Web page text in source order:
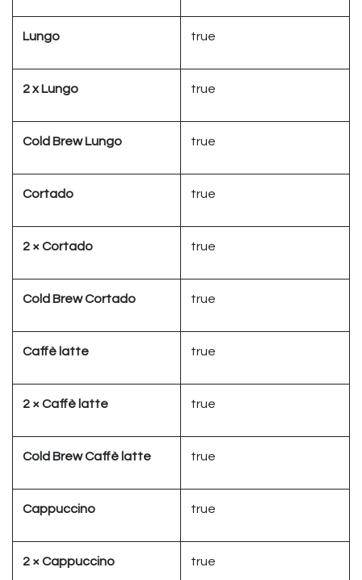
Lungo true
2 x Lungo true
Cold Brew Lungo true
Cortado true
2 × Cortado true
Cold Brew Cortado true
Caffè latte true
2 × Caffè latte true
Cold Brew Caffè latte true
Cappuccino true
2 × Cappuccino true